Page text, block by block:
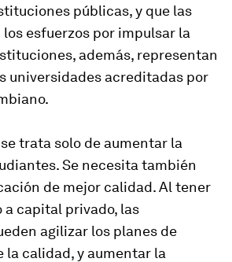
públicas, y que las
esfuerzos por impulsar la
además, representan
universidades acreditadas por
trata solo de aumentar la
Se necesita también
de mejor calidad. Al tener
a capital privado, las
agilizar los planes de
la calidad, y aumentar la